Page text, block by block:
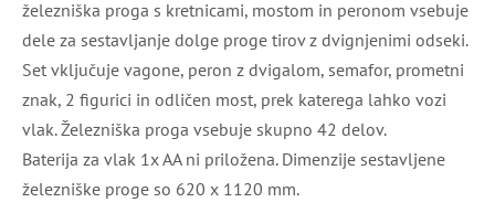
železniška proga s kretnicami, mostom in peronom vsebuje
dele za sestavljanje dolge proge tirov z dvignjenimi odseki.
Set vključuje vagone, peron z dvigalom, semafor, prometni
znak, 2 figurici in odličen most, prek katerega lahko vozi
vlak. Železniška proga vsebuje skupno 42 delov.
Baterija za vlak 1x AA ni priložena. Dimenzije sestavljene
železniške proge so 620 x 1120 mm.